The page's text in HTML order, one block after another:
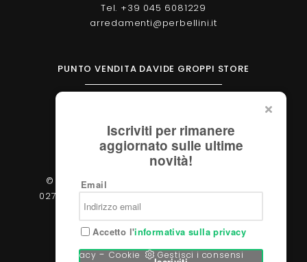
Tel. +39 045 6081229
arredamenti@perbellini.it
PUNTO VENDITA DAVIDE GROPPI STORE
verona@davidegroppi.store
© 2026 - Perbellini Arredamenti S.r.l. - P.IVA
02783400233 - Via Verdi, 31/A - 37060, Castel
d'Azzano (Verona)
Privacy-Cookie Gestisci i consensi
Iscriviti per rimanere
aggiornato sulle ultime
novità!
Email
Accetto l'informativa sulla privacy